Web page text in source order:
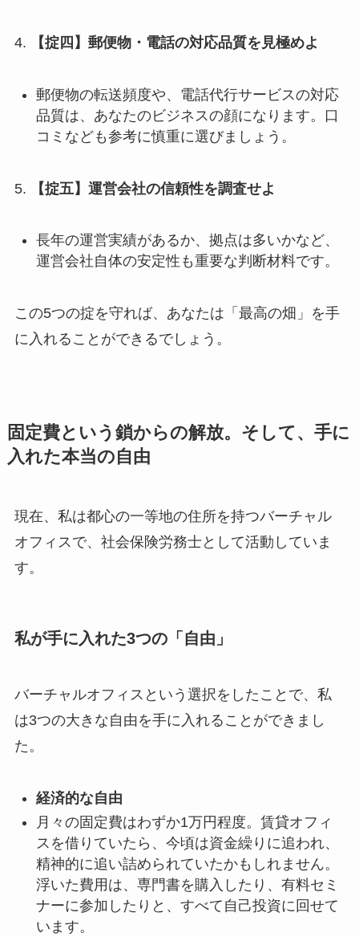
4. 【掟四】郵便物・電話の対応品質を見極めよ
郵便物の転送頻度や、電話代行サービスの対応
品質は、あなたのビジネスの顔になります。口
コミなども参考に慎重に選びましょう。
5. 【掟五】運営会社の信頼性を調査せよ
長年の運営実績があるか、拠点は多いかなど、
運営会社自体の安定性も重要な判断材料です。
この5つの掟を守れば、あなたは「最高の畑」を手
に入れることができるでしょう。
固定費という鎖からの解放。そして、手に
入れた本当の自由
現在、私は都心の一等地の住所を持つバーチャル
オフィスで、社会保険労務士として活動していま
す。
私が手に入れた3つの「自由」
バーチャルオフィスという選択をしたことで、私
は3つの大きな自由を手に入れることができまし
た。
経済的な自由
月々の固定費はわずか1万円程度。賃貸オフィ
スを借りていたら、今頃は資金繰りに追われ、
精神的に追い詰められていたかもしれません。
浮いた費用は、専門書を購入したり、有料セミ
ナーに参加したりと、すべて自己投資に回せて
います。